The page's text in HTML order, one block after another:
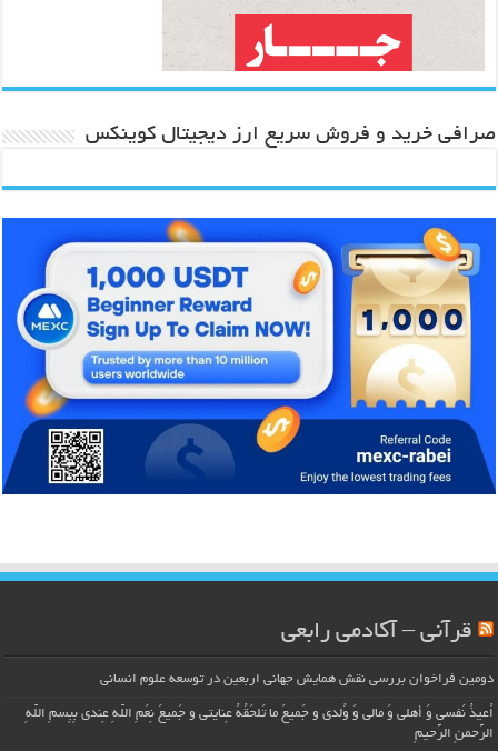
صرافی خرید و فروش سریع ارز دیجیتال کوینکس
قرآنی – آکادمی رابعی
دومین فراخوان بررسی نقش همایش جهانی اربعین در توسعه علوم انسانی
اُعیذُ نَفسی وَ أهلی وَ مالی وَ وُلدی و جَمیعَ ما تَلحَقُهُ عِنایتی و جَمیعَ نِعَمِ اللّهِ عِندی بِبِسمِ اللّهِ
الرَّحمنِ الرَّحیمِ